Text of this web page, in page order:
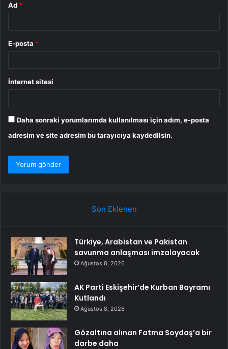
Ad *
E-posta *
İnternet sitesi
Daha sonraki yorumlarımda kullanılması için adım, e-posta
adresim ve site adresim bu tarayıcıya kaydedilsin.
Son Eklenen
Türkiye, Arabistan ve Pakistan
savunma anlaşması imzalayacak
Ağustos 8, 2026
AK Parti Eskişehir’de Kurban Bayramı
Kutlandı
Ağustos 8, 2026
Gözaltına alınan Fatma Soydaş’a bir
darbe daha